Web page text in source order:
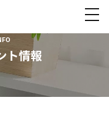
ト情報